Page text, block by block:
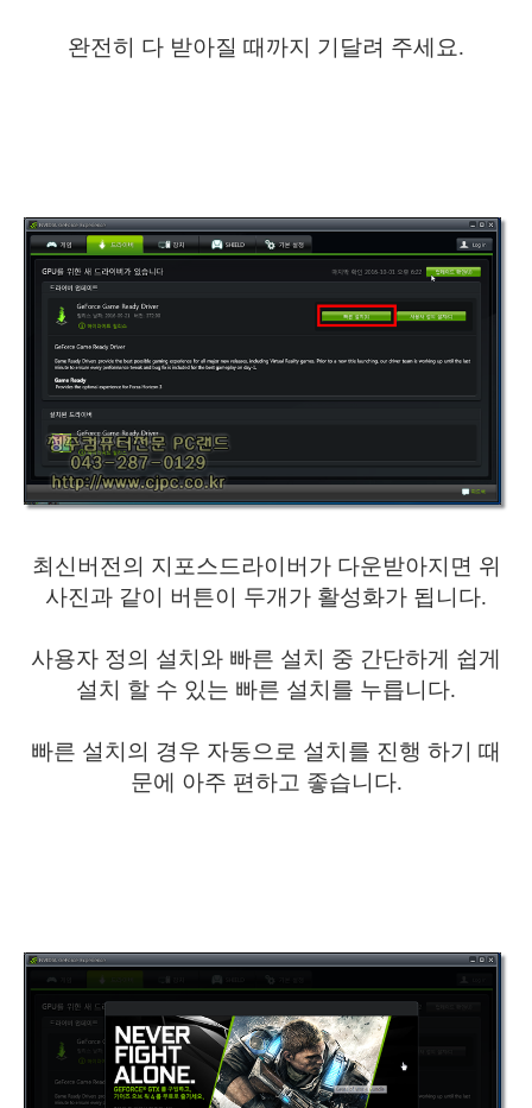
완전히 다 받아질 때까지 기달려 주세요.
최신버전의 지포스드라이버가 다운받아지면 위
사진과 같이 버튼이 두개가 활성화가 됩니다.
사용자 정의 설치와 빠른 설치 중 간단하게 쉽게
설치 할 수 있는 빠른 설치를 누릅니다.
빠른 설치의 경우 자동으로 설치를 진행 하기 때
문에 아주 편하고 좋습니다.